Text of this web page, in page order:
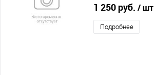
1 250 руб. / шт
Подробнее